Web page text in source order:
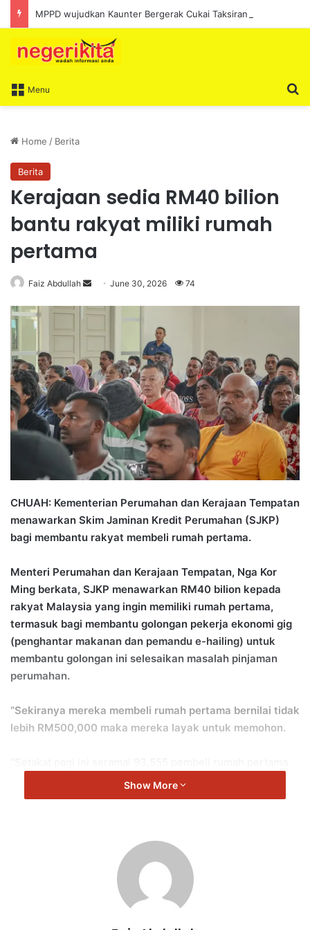
Menu
Home / Berita
Berita
Kerajaan sedia RM40 bilion
bantu rakyat miliki rumah
pertama
Faiz Abdullah
n
n
e
m
i
June 30, 2026 74
CHUAH: Kementerian Perumahan dan Kerajaan Tempatan
menawarkan Skim Jaminan Kredit Perumahan (SJKP)
bagi membantu rakyat membeli rumah pertama.
Menteri Perumahan dan Kerajaan Tempatan, Nga Kor
Ming berkata, SJKP menawarkan RM40 bilion kepada
rakyat Malaysia yang ingin memiliki rumah pertama,
termasuk bagi membantu golongan pekerja ekonomi gig
(penghantar makanan dan pemandu e-hailing) untuk
membantu golongan ini selesaikan masalah pinjaman
perumahan.
“Sekiranya mereka membeli rumah pertama bernilai tidak
lebih RM500,000 maka mereka layak untuk memohon.
telah menerima manfaat daripada SJKP.
Menurut beliau, ini adalah salah satu model terbaik oleh
kerajaan untuk membantu pembeli rumah pertama.
Show More